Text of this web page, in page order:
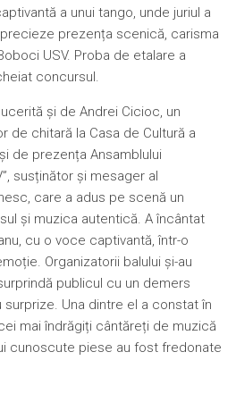
a unui tango, unde juriul a
prezența scenică, carisma
USV. Proba de etalare a
concursul.
și de Andrei Cicioc, un
de chitară la Casa de Cultură a
de prezența Ansamblului
susținător și mesager al
care a adus pe scenă un
și muzica autentică. A încântat
cu o voce captivantă, într-o
Organizatorii balului și-au
publicul cu un demers
Una dintre el a constat în
mai îndrăgiți cântăreți de muzică
cunoscute piese au fost fredonate